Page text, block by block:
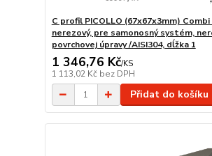
C profil PICOLLO (67x67x3mm)
nerezový, pre samonosný systém,
povrchovej úpravy /AISI304, dĺžka 1
1 346,76 Kč/KS
1 113,02 Kč bez DPH
Přidat do košíku